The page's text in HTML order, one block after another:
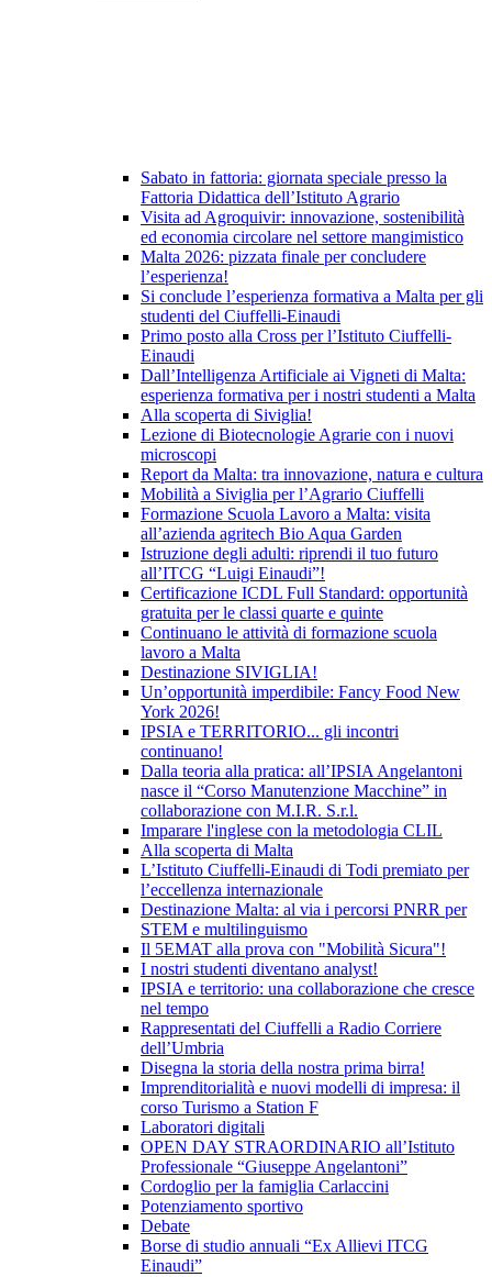
Sabato in fattoria: giornata speciale presso la
Fattoria Didattica dell’Istituto Agrario
Visita ad Agroquivir: innovazione, sostenibilità
ed economia circolare nel settore mangimistico
Malta 2026: pizzata finale per concludere
l’esperienza!
Si conclude l’esperienza formativa a Malta per gli
studenti del Ciuffelli-Einaudi
Primo posto alla Cross per l’Istituto Ciuffelli-
Einaudi
Dall’Intelligenza Artificiale ai Vigneti di Malta:
esperienza formativa per i nostri studenti a Malta
Alla scoperta di Siviglia!
Lezione di Biotecnologie Agrarie con i nuovi
microscopi
Report da Malta: tra innovazione, natura e cultura
Mobilità a Siviglia per l’Agrario Ciuffelli
Formazione Scuola Lavoro a Malta: visita
all’azienda agritech Bio Aqua Garden
Istruzione degli adulti: riprendi il tuo futuro
all’ITCG “Luigi Einaudi”!
Certificazione ICDL Full Standard: opportunità
gratuita per le classi quarte e quinte
Continuano le attività di formazione scuola
lavoro a Malta
Destinazione SIVIGLIA!
Un’opportunità imperdibile: Fancy Food New
York 2026!
IPSIA e TERRITORIO... gli incontri
continuano!
Dalla teoria alla pratica: all’IPSIA Angelantoni
nasce il “Corso Manutenzione Macchine” in
collaborazione con M.I.R. S.r.l.
Imparare l'inglese con la metodologia CLIL
Alla scoperta di Malta
L’Istituto Ciuffelli-Einaudi di Todi premiato per
l’eccellenza internazionale
Destinazione Malta: al via i percorsi PNRR per
STEM e multilinguismo
Il 5EMAT alla prova con "Mobilità Sicura"!
I nostri studenti diventano analyst!
IPSIA e territorio: una collaborazione che cresce
nel tempo
Rappresentati del Ciuffelli a Radio Corriere
dell’Umbria
Disegna la storia della nostra prima birra!
Imprenditorialità e nuovi modelli di impresa: il
corso Turismo a Station F
Laboratori digitali
OPEN DAY STRAORDINARIO all’Istituto
Professionale “Giuseppe Angelantoni”
Cordoglio per la famiglia Carlaccini
Potenziamento sportivo
Debate
Borse di studio annuali “Ex Allievi ITCG
Einaudi”